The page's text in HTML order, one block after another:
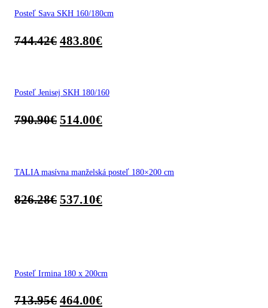
Posteľ Sava SKH 160/180cm
744.42€ 483.80€
Posteľ Jenisej SKH 180/160
790.90€ 514.00€
TALIA masívna manželská posteľ 180×200 cm
826.28€ 537.10€
Posteľ Irmina 180 x 200cm
713.95€ 464.00€